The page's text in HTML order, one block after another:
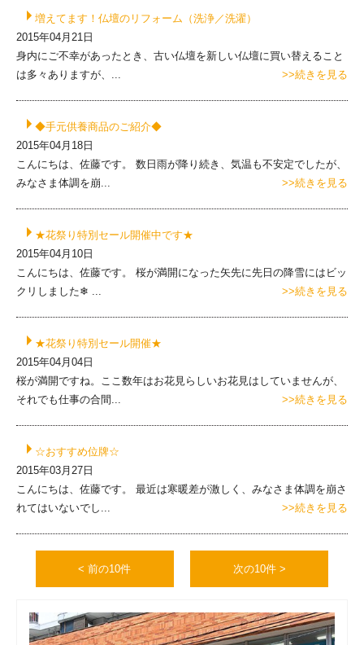
増えてます！仏壇のリフォーム（洗浄／洗濯）
2015年04月21日
身内にご不幸があったとき、古い仏壇を新しい仏壇に買い替えること
は多々ありますが、...
>>続きを見る
◆手元供養商品のご紹介◆
2015年04月18日
こんにちは、佐藤です。 数日雨が降り続き、気温も不安定でしたが、
みなさま体調を崩...
>>続きを見る
★花祭り特別セール開催中です★
2015年04月10日
こんにちは、佐藤です。 桜が満開になった矢先に先日の降雪にはビッ
クリしました❄ ...
>>続きを見る
★花祭り特別セール開催★
2015年04月04日
桜が満開ですね。ここ数年はお花見らしいお花見はしていませんが、
それでも仕事の合間...
>>続きを見る
☆おすすめ位牌☆
2015年03月27日
こんにちは、佐藤です。 最近は寒暖差が激しく、みなさま体調を崩さ
れてはいないでし...
>>続きを見る
< 前の10件 次の10件 >